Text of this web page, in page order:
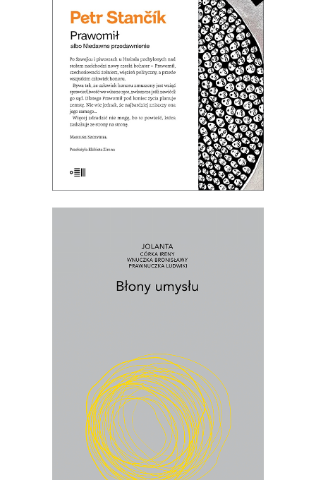
– człowiek czynu. Prawomił albo
Niedawne przedawnienie to kolejna
wydana w Polsce książka popularnego
czeskiego autora. Podobnie jak w
kryminalnej powieści Bezrożec Petr […]
58.00zł 29.00zł
E-BOOK DO KOSZYKA
PREMIERA 4 marca
35.00zł 17.50zł
E-BOOK DO KOSZYKA